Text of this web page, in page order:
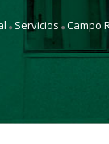
Servicios Campo